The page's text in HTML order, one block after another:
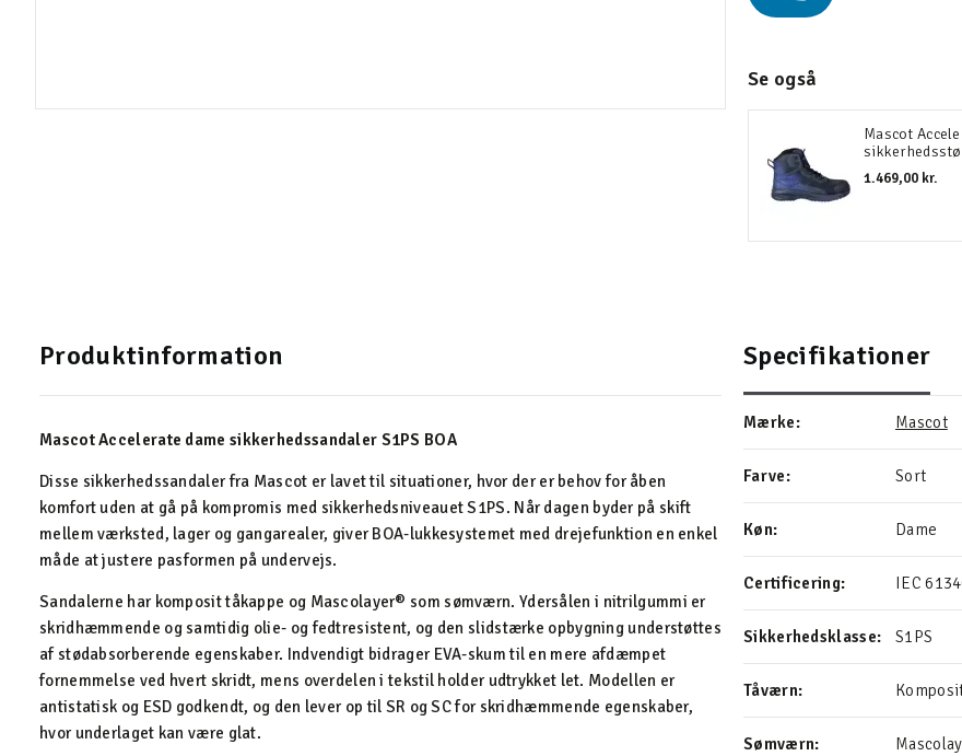
Se også
Mascot
1.469,00 kr.
Produktinformation
Mascot Accelerate dame sikkerhedssandaler S1PS BOA
Disse sikkerhedssandaler fra Mascot er lavet til situationer, hvor der er behov for åben
komfort uden at gå på kompromis med sikkerhedsniveauet S1PS. Når dagen byder på skift
mellem værksted, lager og gangarealer, giver BOA-lukkesystemet med drejefunktion en enkel
måde at justere pasformen på undervejs.
Sandalerne har komposit tåkappe og Mascolayer® som sømværn. Ydersålen i nitrilgummi er
skridhæmmende og samtidig olie- og fedtresistent, og den slidstærke opbygning understøttes
af stødabsorberende egenskaber. Indvendigt bidrager EVA-skum til en mere afdæmpet
fornemmelse ved hvert skridt, mens overdelen i tekstil holder udtrykket let. Modellen er
antistatisk og ESD godkendt, og den lever op til SR og SC for skridhæmmende egenskaber,
hvor underlaget kan være glat.
Specifikationer
Mærke: Mascot
Farve: Sort
Køn: Dame
Certificering: IEC
Sikkerhedsklasse: S1PS
Tåværn:
Sømværn: